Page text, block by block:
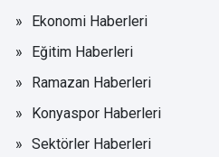
Ekonomi Haberleri
Eğitim Haberleri
Ramazan Haberleri
Konyaspor Haberleri
Sektörler Haberleri